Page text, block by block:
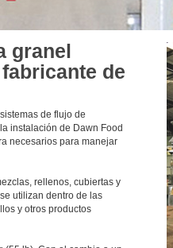
granel
de
de flujo de
instalación de Dawn Food
necesarios para manejar
rellenos, cubiertas y
utilizan dentro de las
y otros productos